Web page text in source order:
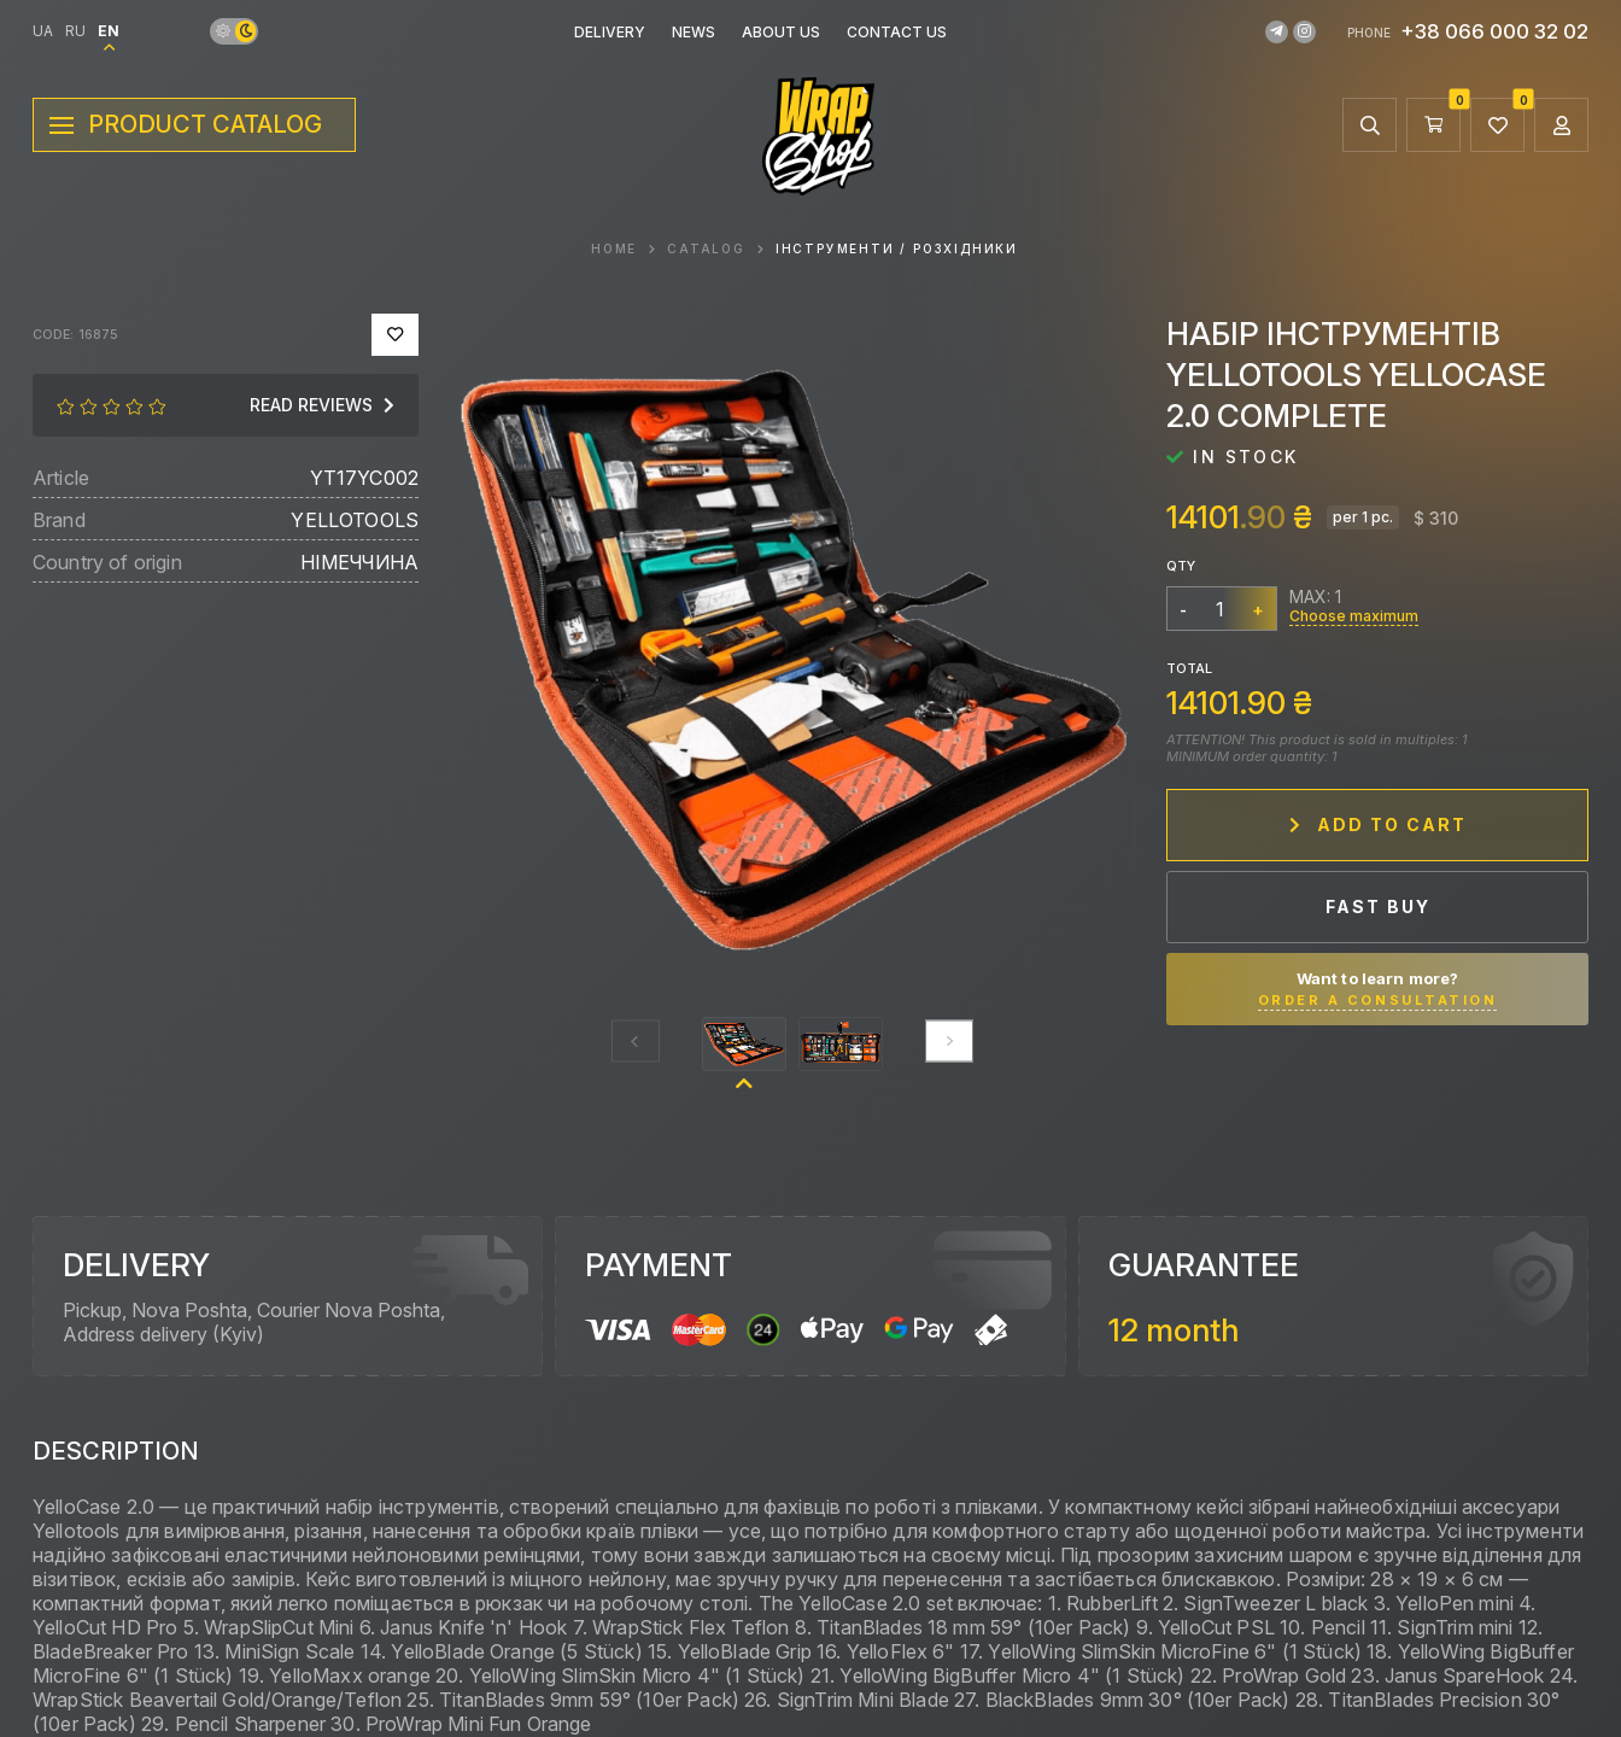
UA RU EN DELIVERY NEWS ABOUT US CONTACT US PHONE +38 066 000 32 02
PRODUCT CATALOG
0 0
HOME CATALOG ІНСТРУМЕНТИ / РОЗХІДНИКИ
CODE: 16875
READ REVIEWS
Article
YT17YC002
Brand
YELLOTOOLS
Country of origin
НІМЕЧЧИНА
НАБІР ІНСТРУМЕНТІВ
YELLOTOOLS YELLOCASE
2.0 COMPLETE
IN STOCK
14101.90 ₴ per 1 pc. $ 310
QTY
- +
MAX: 1
Choose maximum
TOTAL
14101.90 ₴
ATTENTION! This product is sold in multiples: 1
MINIMUM order quantity: 1
ADD TO CART
FAST BUY
Want to learn more?
ORDER A CONSULTATION
DELIVERY
Pickup, Nova Poshta, Courier Nova Poshta,
Address delivery (Kyiv)
PAYMENT
GUARANTEE
12 month
DESCRIPTION
YelloCase 2.0 — це практичний набір інструментів, створений спеціально для фахівців по роботі з плівками. У компактному кейсі зібрані найнеобхідніші аксесуари
Yellotools для вимірювання, різання, нанесення та обробки країв плівки — усе, що потрібно для комфортного старту або щоденної роботи майстра. Усі інструменти
надійно зафіксовані еластичними нейлоновими ремінцями, тому вони завжди залишаються на своєму місці. Під прозорим захисним шаром є зручне відділення для
візитівок, ескізів або замірів. Кейс виготовлений із міцного нейлону, має зручну ручку для перенесення та застібається блискавкою. Розміри: 28 × 19 × 6 см —
компактний формат, який легко поміщається в рюкзак чи на робочому столі. The YelloCase 2.0 set включає: 1. RubberLift 2. SignTweezer L black 3. YelloPen mini 4.
YelloCut HD Pro 5. WrapSlipCut Mini 6. Janus Knife 'n' Hook 7. WrapStick Flex Teflon 8. TitanBlades 18 mm 59° (10er Pack) 9. YelloCut PSL 10. Pencil 11. SignTrim mini 12.
BladeBreaker Pro 13. MiniSign Scale 14. YelloBlade Orange (5 Stück) 15. YelloBlade Grip 16. YelloFlex 6" 17. YelloWing SlimSkin MicroFine 6" (1 Stück) 18. YelloWing BigBuffer
MicroFine 6" (1 Stück) 19. YelloMaxx orange 20. YelloWing SlimSkin Micro 4" (1 Stück) 21. YelloWing BigBuffer Micro 4" (1 Stück) 22. ProWrap Gold 23. Janus SpareHook 24.
WrapStick Beavertail Gold/Orange/Teflon 25. TitanBlades 9mm 59° (10er Pack) 26. SignTrim Mini Blade 27. BlackBlades 9mm 30° (10er Pack) 28. TitanBlades Precision 30°
(10er Pack) 29. Pencil Sharpener 30. ProWrap Mini Fun Orange